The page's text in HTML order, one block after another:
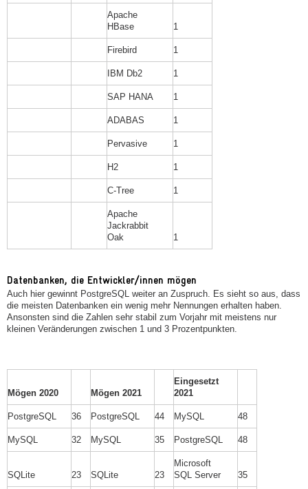
Apache
HBase
1
Firebird 1
IBM Db2 1
SAP HANA 1
ADABAS 1
Pervasive 1
H2 1
C-Tree 1
Apache
Jackrabbit
Oak
1
Datenbanken, die Entwickler/innen mögen
Auch hier gewinnt PostgreSQL weiter an Zuspruch. Es sieht so aus, dass
die meisten Datenbanken ein wenig mehr Nennungen erhalten haben.
Ansonsten sind die Zahlen sehr stabil zum Vorjahr mit meistens nur
kleinen Veränderungen zwischen 1 und 3 Prozentpunkten.
Mögen 2020 Mögen 2021
Eingesetzt
2021
PostgreSQL 36 PostgreSQL 44 MySQL 48
MySQL 32 MySQL 35 PostgreSQL 48
SQLite 23 SQLite 23
Microsoft
SQL Server
35